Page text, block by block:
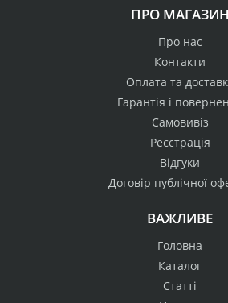
ПРО МАГАЗИН
Про нас
Контакти
Оплата та
Гарантія і
Самовивіз
Реєстрація
Відгуки
Договір публічної
ВАЖЛИВЕ
Головна
Каталог
Статті